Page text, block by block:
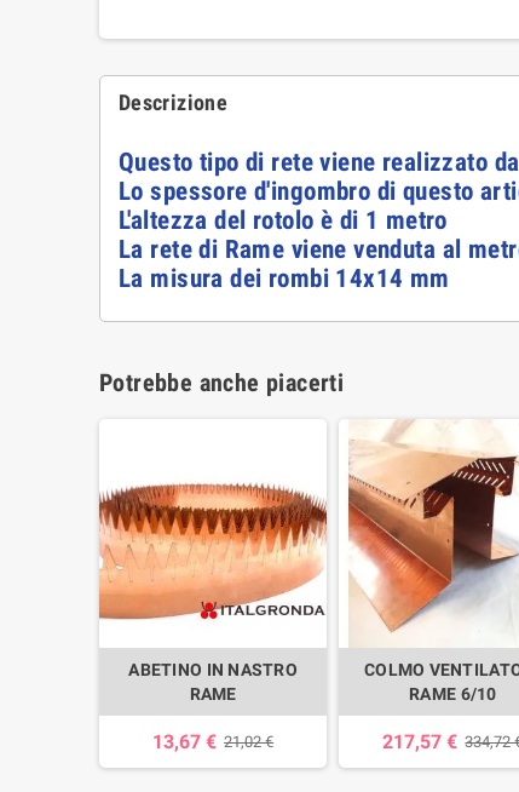
Descrizione
Questo tipo di rete viene realizzato
Lo spessore d'ingombro di questo
L'altezza del rotolo è di 1 metro
La rete di Rame viene venduta al
La misura dei rombi 14x14 mm
Potrebbe anche piacerti
ABETINO IN NASTRO
RAME
13,67 € 21,02 €
COLMO
RAME 6/10
217,57 € 334,72